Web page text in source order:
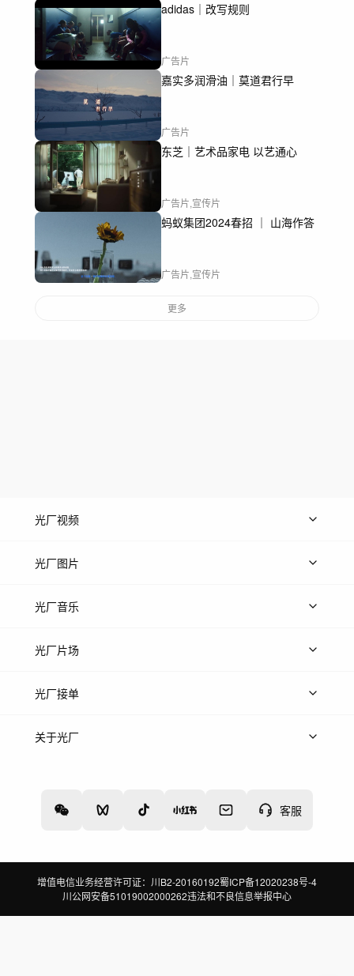
adidas｜改写规则
广告片
嘉实多润滑油｜莫道君行早
广告片
东芝｜艺术品家电 以艺通心
广告片,宣传片
蚂蚁集团2024春招 ｜ 山海作答
广告片,宣传片
更多
客服
光厂视频
上传视频
光厂图片
上传图片
光厂音乐
热门音乐
光厂片场
上传案例
光厂接单
上架服务
关于光厂
增值电信业务经营许可证：川B2-20160192蜀ICP备12020238号-4
川公网安备51019002000262违法和不良信息举报中心